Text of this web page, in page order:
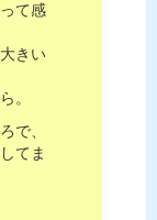
て感
きい
。
で、
てま